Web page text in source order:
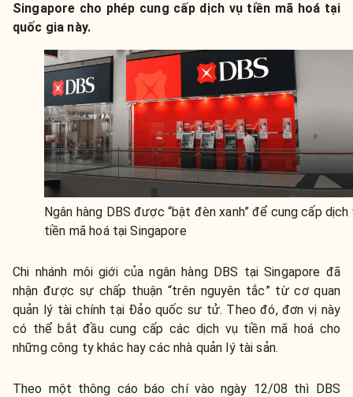
Singapore cho phép cung cấp dịch vụ tiền mã hoá tại
quốc gia này.
Ngân hàng DBS được “bật đèn xanh” để cung cấp dịch
tiền mã hoá tại Singapore
Chi nhánh môi giới của ngân hàng DBS tại Singapore đã
nhận được sự chấp thuận “trên nguyên tắc” từ cơ quan
quản lý tài chính tại Đảo quốc sư tử. Theo đó, đơn vị này
có thể bắt đầu cung cấp các dịch vụ tiền mã hoá cho
những công ty khác hay các nhà quản lý tài sản.
Theo một thông cáo báo chí vào ngày 12/08 thì DBS